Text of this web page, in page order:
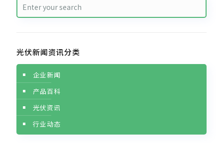
光伏新闻资讯分类
企业新闻
产品百科
光伏资讯
行业动态